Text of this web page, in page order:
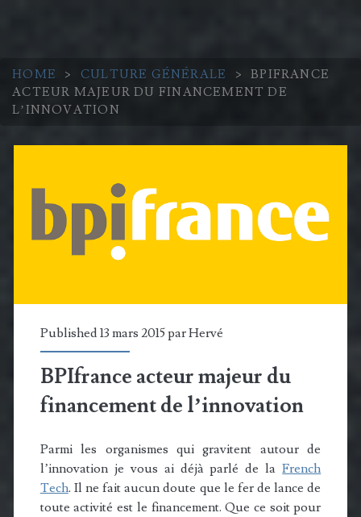
HOME > CULTURE GÉNÉRALE >
BPIFRANCE
ACTEUR MAJEUR DU FINANCEMENT DE
L’INNOVATION
Published 13 mars 2015 parHervé
BPIfrance acteur majeur du
financement de l’innovation
Parmi les organismes qui gravitent autour de
l’innovation je vous ai déjà parlé de laFrench
Tech. Il ne fait aucun doute que le fer de lance de
toute activité est le financement. Que ce soit pour